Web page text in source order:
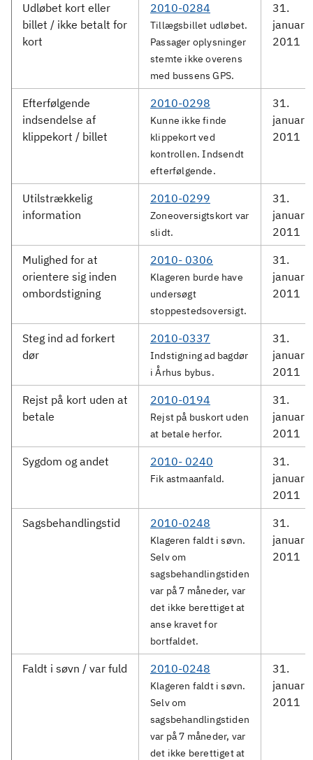
Udløbet kort eller
billet / ikke betalt for
kort
2010-0284
Tillægsbillet udløbet.
Passager oplysninger
stemte ikke overens
med bussens GPS.
31.
januar
2011
Efterfølgende
indsendelse af
klippekort / billet
2010-0298
Kunne ikke finde
klippekort ved
kontrollen. Indsendt
efterfølgende.
31.
januar
2011
Utilstrækkelig
information
2010-0299
Zoneoversigtskort var
slidt.
31.
januar
2011
Mulighed for at
orientere sig inden
ombordstigning
2010- 0306
Klageren burde have
undersøgt
stoppestedsoversigt.
31.
januar
2011
Steg ind ad forkert
dør
2010-0337
Indstigning ad bagdør
i Århus bybus.
31.
januar
2011
Rejst på kort uden at
betale
2010-0194
Rejst på buskort uden
at betale herfor.
31.
januar
2011
Sygdom og andet
2010- 0240
Fik astmaanfald.
31.
januar
2011
Sagsbehandlingstid
2010-0248
Klageren faldt i søvn.
Selv om
sagsbehandlingstiden
var på 7 måneder, var
det ikke berettiget at
anse kravet for
bortfaldet.
31.
januar
2011
Faldt i søvn / var fuld 2010-0248
Klageren faldt i søvn.
Selv om
sagsbehandlingstiden
var på 7 måneder, var
det ikke berettiget at
31.
januar
2011